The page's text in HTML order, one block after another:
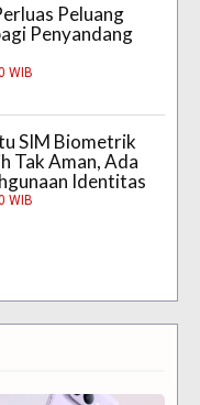
Peluang
Penyandang
WIB
SIM Biometrik
Tak Aman, Ada
Identitas
WIB